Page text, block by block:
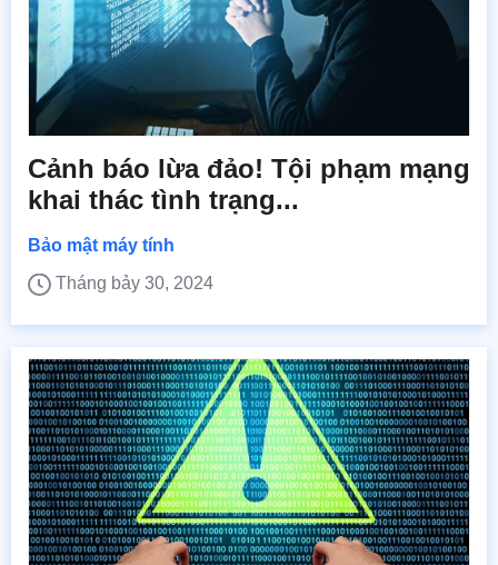
Cảnh báo lừa đảo! Tội phạm mạng
khai thác tình trạng...
Bảo mật máy tính
Tháng bảy 30, 2024